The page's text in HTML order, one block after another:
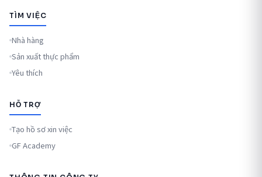
TÌM VIỆC
Nhà hàng
Sản xuất thực phẩm
Yêu thích
HỖ TRỢ
Tạo hồ sơ xin việc
GF Academy